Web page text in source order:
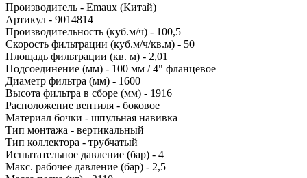
Производитель - Emaux (Китай)
Артикул - 9014814
Производительность (куб.м/ч) - 100,5
Скорость фильтрации (куб.м/ч/кв.м) - 50
Площадь фильтрации (кв. м) - 2,01
Подсоединение (мм) - 100 мм / 4" фланцевое
Диаметр фильтра (мм) - 1600
Высота фильтра в сборе (мм) - 1916
Расположение вентиля - боковое
Материал бочки - шпульная навивка
Тип монтажа - вертикальный
Тип коллектора - трубчатый
Испытательное давление (бар) - 4
Макс. рабочее давление (бар) - 2,5